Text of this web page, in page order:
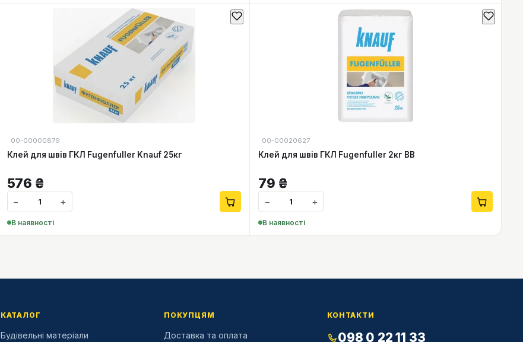
00-00000879
Клей для швів ГКЛ Fugenfuller Knauf 25кг
576 ₴
− +
В наявності
00-00020627
Клей для швів ГКЛ Fugenfuller 2кг ВВ
79 ₴
− +
В наявності
КАТАЛОГ
Будівельні матеріали
ПОКУПЦЯМ
Доставка та оплата
КОНТАКТИ
098 0 22 11 33